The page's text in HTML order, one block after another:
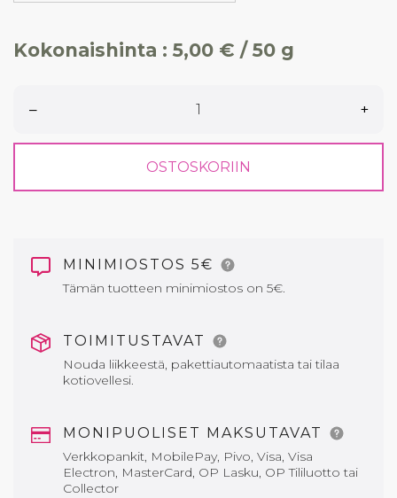
Kokonaishinta : 5,00 € / 50 g
– +
OSTOSKORIIN
MINIMIOSTOS 5€
Tämän tuotteen minimiostos on 5€.
TOIMITUSTAVAT
Nouda liikkeestä, pakettiautomaatista tai tilaa
kotiovellesi.
MONIPUOLISET MAKSUTAVAT
Verkkopankit, MobilePay, Pivo, Visa, Visa
Electron, MasterCard, OP Lasku, OP Tililuotto tai
Collector